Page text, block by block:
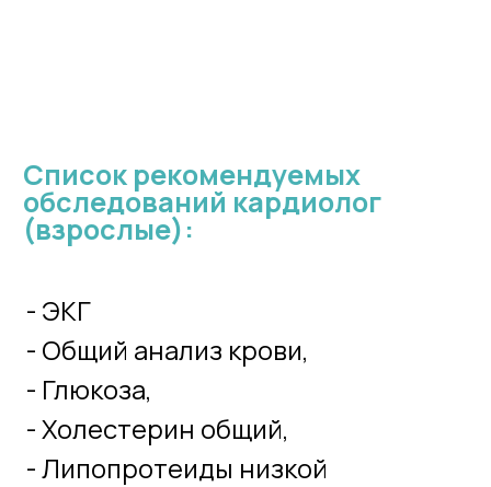
- Липопротеиды высокой
плотности,
- Билирубин общий,
- АЛТ,
- Креатинин,
- Мочевина,
- Кальций,
- Калий,
- Общий белок,
- Общий анализ мочи